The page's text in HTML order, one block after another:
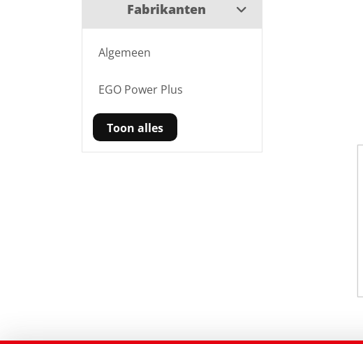
Fabrikanten
Algemeen
EGO Power Plus
Toon alles